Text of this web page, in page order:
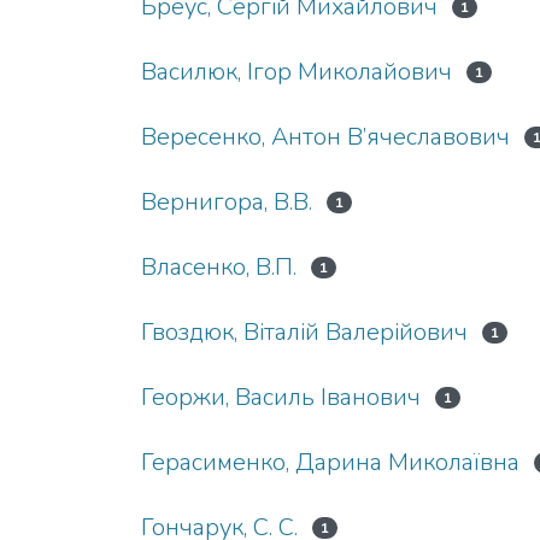
Бреус, Сергій Михайлович 1
Василюк, Ігор Миколайович 1
Вересенко, Антон В’ячеславович
Вернигора, В.В. 1
Власенко, В.П. 1
Гвоздюк, Віталій Валерійович 1
Георжи, Василь Іванович 1
Герасименко, Дарина Миколаївна
Гончарук, С. С.
1